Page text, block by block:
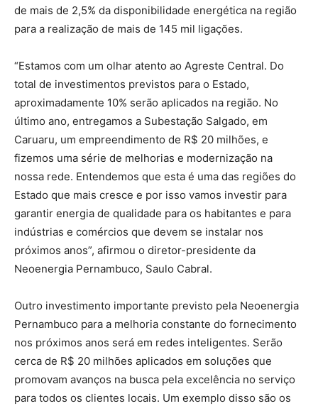
de mais de 2,5% da disponibilidade energética na região
para a realização de mais de 145 mil ligações.
“Estamos com um olhar atento ao Agreste Central. Do
total de investimentos previstos para o Estado,
aproximadamente 10% serão aplicados na região. No
último ano, entregamos a Subestação Salgado, em
Caruaru, um empreendimento de R$ 20 milhões, e
fizemos uma série de melhorias e modernização na
nossa rede. Entendemos que esta é uma das regiões do
Estado que mais cresce e por isso vamos investir para
garantir energia de qualidade para os habitantes e para
indústrias e comércios que devem se instalar nos
próximos anos”, afirmou o diretor-presidente da
Neoenergia Pernambuco, Saulo Cabral.
Outro investimento importante previsto pela Neoenergia
Pernambuco para a melhoria constante do fornecimento
nos próximos anos será em redes inteligentes. Serão
cerca de R$ 20 milhões aplicados em soluções que
promovam avanços na busca pela excelência no serviço
para todos os clientes locais. Um exemplo disso são os